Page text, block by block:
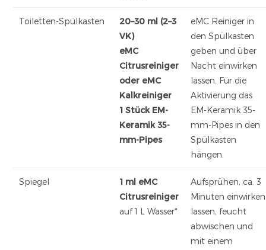
Toiletten-Spülkasten
20–30 ml (2–3
VK)
eMC
Citrusreiniger
oder eMC
Kalkreiniger
1 Stück EM-
Keramik 35-
mm-Pipes
eMC Reiniger in
den Spülkasten
geben und über
Nacht einwirken
lassen. Für die
Aktivierung das
EM-Keramik 35-
mm-Pipes in den
Spülkasten
hängen.
Spiegel 1 ml eMC
Citrusreiniger
auf 1 L Wasser*
Aufsprühen, ca. 3
Minuten einwirken
lassen, feucht
abwischen und
mit einem